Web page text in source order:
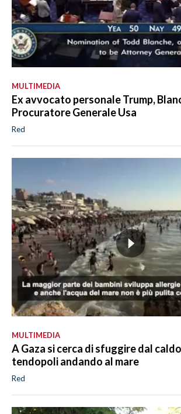
MULTIMEDIA
Ex avvocato personale Trump,
Procuratore Generale Usa
Red
MULTIMEDIA
A Gaza si cerca di sfuggire dal
tendopoli andando al mare
Red